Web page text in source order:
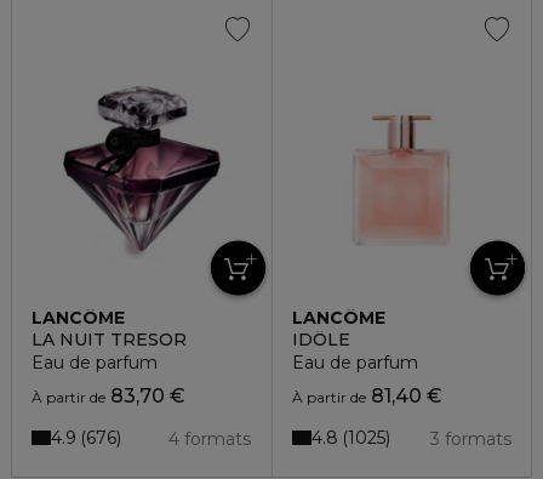
LANCÔME
LA NUIT TRESOR
Eau de parfum
À partir de 83,70 €
4 formats
4.9 676
LANCÔME
IDÔLE
Eau de parfum
À partir de81,40 €
3 formats
4.8 1025